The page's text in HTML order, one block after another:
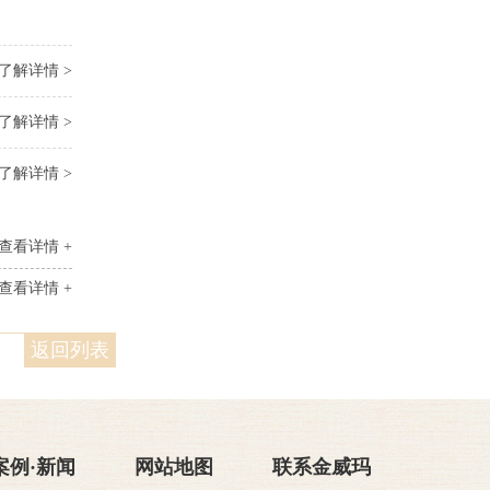
了解详情 >
了解详情 >
了解详情 >
看详情 +
看详情 +
返回列表
例·新闻 网站地图 联系金威玛